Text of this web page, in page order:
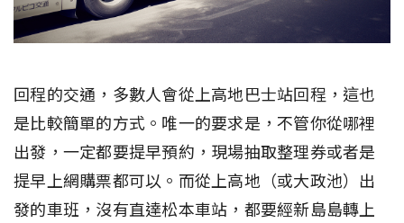
回程的交通，多數人會從上高地巴士站回程，這也
是比較簡單的方式。唯一的要求是，不管你從哪裡
出發，一定都要提早預約，現場抽取整理券或者是
提早上網購票都可以。而從上高地（或大政池）出
發的車班，沒有直達松本車站，都要經新島島轉上